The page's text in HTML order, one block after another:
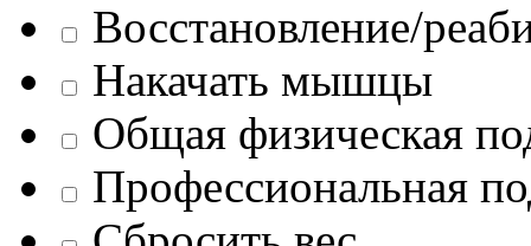
Восстановление/
Накачать мышцы
Общая физическая
Профессиональная